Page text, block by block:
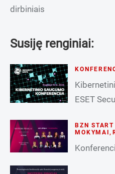
dirbiniais
Susiję renginiai:
ESET
BZN
MOKYMAI ,